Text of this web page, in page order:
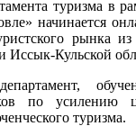
туризма в
начинается
рынка
Иссык-Кульской
по усилению
туризма.